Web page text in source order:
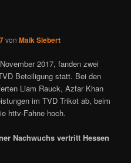
vonMaik Siebert
2017, fanden zwei
Beteiligung statt. Bei den
Liam Rauck, Azfar Khan
im TVD Trikot ab, beim
httv-Fahne hoch.
Nachwuchs vertritt Hessen